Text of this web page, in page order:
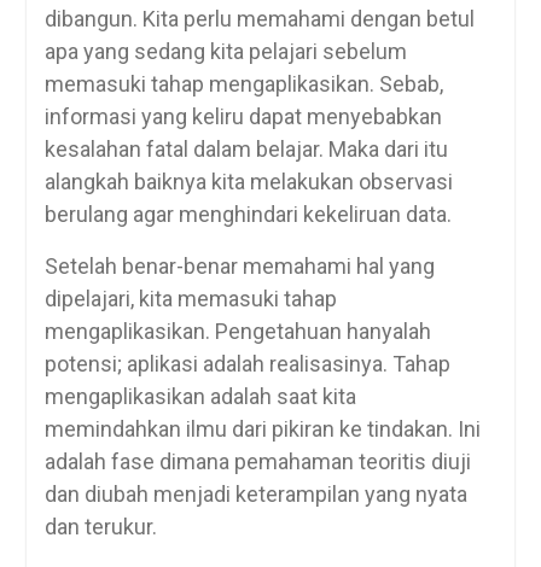
dibangun. Kita perlu memahami dengan betul
apa yang sedang kita pelajari sebelum
memasuki tahap mengaplikasikan. Sebab,
informasi yang keliru dapat menyebabkan
kesalahan fatal dalam belajar. Maka dari itu
alangkah baiknya kita melakukan observasi
berulang agar menghindari kekeliruan data.
Setelah benar-benar memahami hal yang
dipelajari, kita memasuki tahap
mengaplikasikan. Pengetahuan hanyalah
potensi; aplikasi adalah realisasinya. Tahap
mengaplikasikan adalah saat kita
memindahkan ilmu dari pikiran ke tindakan. Ini
adalah fase dimana pemahaman teoritis diuji
dan diubah menjadi keterampilan yang nyata
dan terukur.